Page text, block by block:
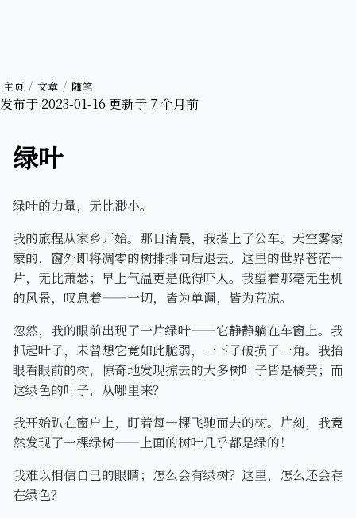
主页 文章 随笔
发布于 2023-01-16 更新于 7 个月前
绿叶
绿叶的力量，无比渺小。
我的旅程从家乡开始。那日清晨，我搭上了公车。天空雾蒙
蒙的，窗外即将凋零的树排排向后退去。这里的世界苍茫一
片，无比萧瑟；早上气温更是低得吓人。我望着那毫无生机
的风景，叹息着——一切，皆为单调，皆为荒凉。
忽然，我的眼前出现了一片绿叶——它静静躺在车窗上。我
抓起叶子，未曾想它竟如此脆弱，一下子破损了一角。我抬
眼看眼前的树，惊奇地发现掠去的大多树叶子皆是橘黄；而
这绿色的叶子，从哪里来？
我开始趴在窗户上，盯着每一棵飞驰而去的树。片刻，我竟
然发现了一棵绿树——上面的树叶几乎都是绿的！
我难以相信自己的眼睛；怎么会有绿树？这里，怎么还会存
在绿色？